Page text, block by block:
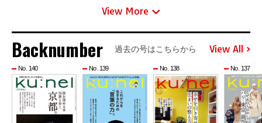
View More
Backnumber 過去の号はこちらから View All
No. 140 No. 139 No. 138 No. 137